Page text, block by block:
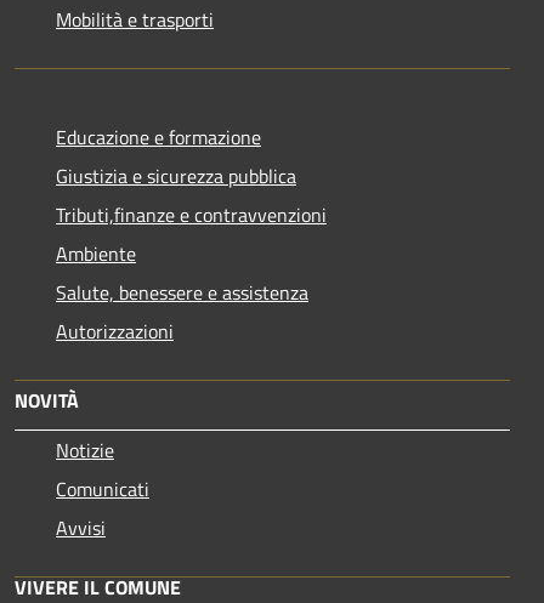
Mobilità e trasporti
Educazione e formazione
Giustizia e sicurezza pubblica
Tributi,finanze e contravvenzioni
Ambiente
Salute, benessere e assistenza
Autorizzazioni
NOVITÀ
Notizie
Comunicati
Avvisi
VIVERE IL COMUNE